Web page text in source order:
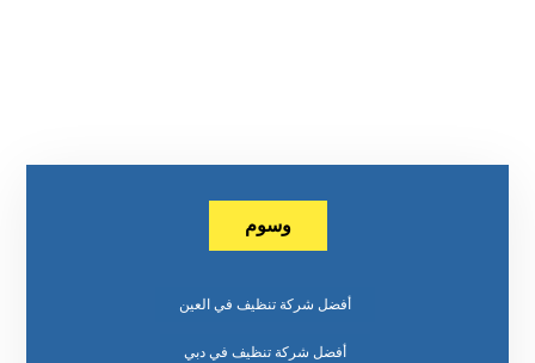
وسوم
أفضل شركة تنظيف في العين
أفضل شركة تنظيف في دبي